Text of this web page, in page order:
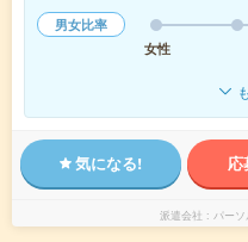
男女比率
女性
気になる! 応
派遣会社 パーソ